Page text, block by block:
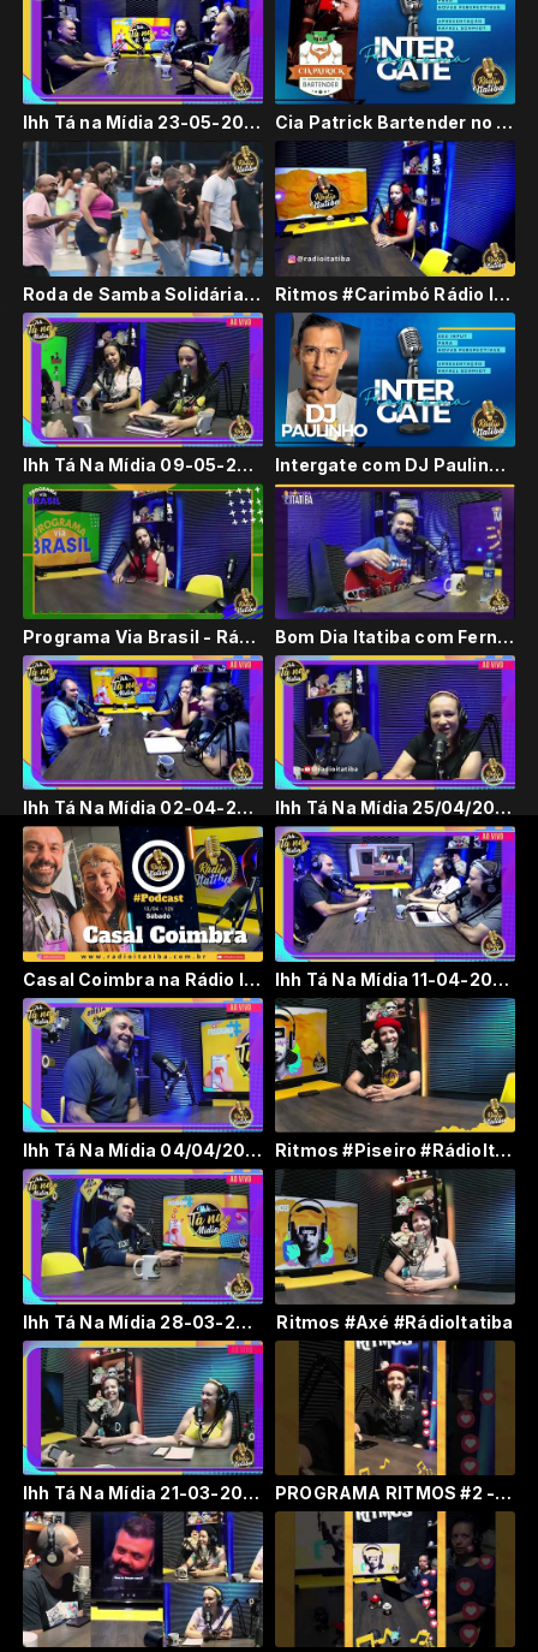
Ihh Tá na Mídia 23-05-2024 #RádioItatiba Cia Patrick Bartender no #Intergate #RádioItatiba
Roda de Samba Solidária #RioGrandeDoSul #Itatiba Ritmos #Carimbó Rádio Itatiba #Live
Ihh Tá Na Mídia 09-05-2024 #RádioItatiba Intergate com DJ Paulinho - Rádio Itatiba #Live
Programa Via Brasil - Rádio Itatiba #Live Bom Dia Itatiba com Fernando Telles - Rádio Itatiba #Live
Ihh Tá Na Mídia 02-04-2024 - Rádio Itatiba #Live Ihh Tá Na Mídia 25/04/2024 - Rádio Itatiba #Live
Casal Coimbra na Rádio Itatiba #Live #Podcast Ihh Tá Na Mídia 11-04-2024 - Rádio Itatiba #Live
Ihh Tá Na Mídia 04/04/2024 Ritmos #Piseiro #RádioItatiba
Ihh Tá Na Mídia 28-03-2024 Ritmos #Axé #RádioItatiba
Ihh Tá Na Mídia 21-03-2023 PROGRAMA RITMOS #2 - #SERTANEJO - RÁDIO ITATIBA